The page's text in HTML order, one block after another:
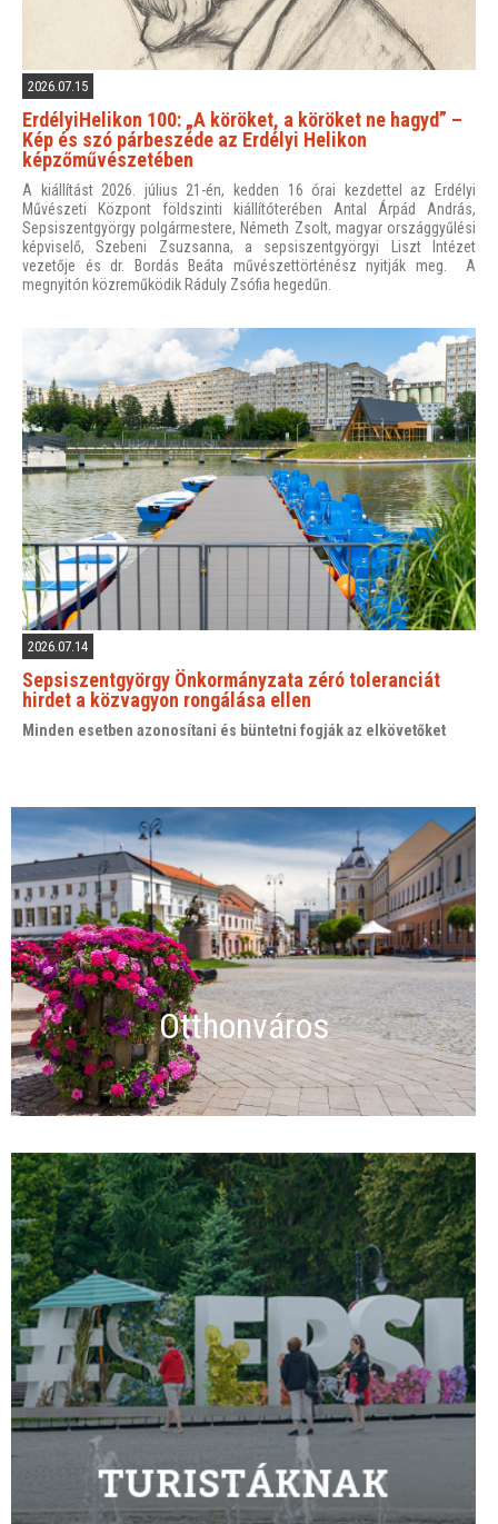
2026.07.15
ErdélyiHelikon 100: „A köröket, a köröket ne hagyd” –
Kép és szó párbeszéde az Erdélyi Helikon
képzőművészetében
A kiállítást 2026. július 21-én, kedden 16 órai kezdettel az Erdélyi
Művészeti Központ földszinti kiállítóterében Antal Árpád András,
Sepsiszentgyörgy polgármestere, Németh Zsolt, magyar országgyűlési
képviselő, Szebeni Zsuzsanna, a sepsiszentgyörgyi Liszt Intézet
vezetője és dr. Bordás Beáta művészettörténész nyitják meg. A
megnyitón közreműködik Ráduly Zsófia hegedűn.
2026.07.14
Sepsiszentgyörgy Önkormányzata zéró toleranciát
hirdet a közvagyon rongálása ellen
Minden esetben azonosítani és büntetni fogják az elkövetőket
Otthonváros